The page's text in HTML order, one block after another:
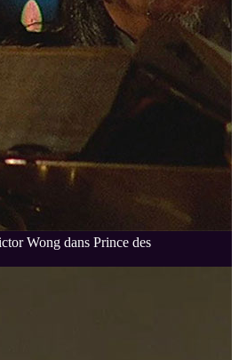
Wong dans Prince des